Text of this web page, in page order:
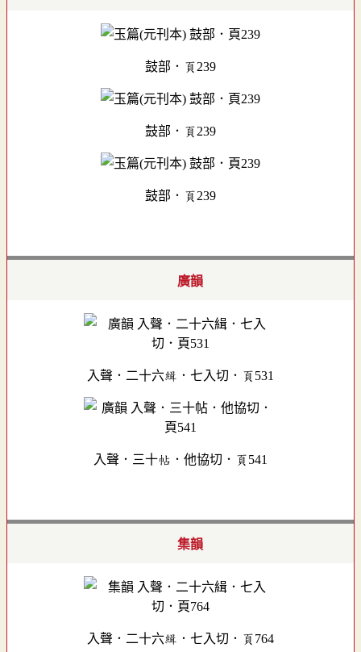
鼓部．頁239
鼓部．頁239
鼓部．頁239
廣韻
入聲．二十六緝．七入切．頁531
入聲．三十帖．他協切．頁541
集韻
入聲．二十六緝．七入切．頁764